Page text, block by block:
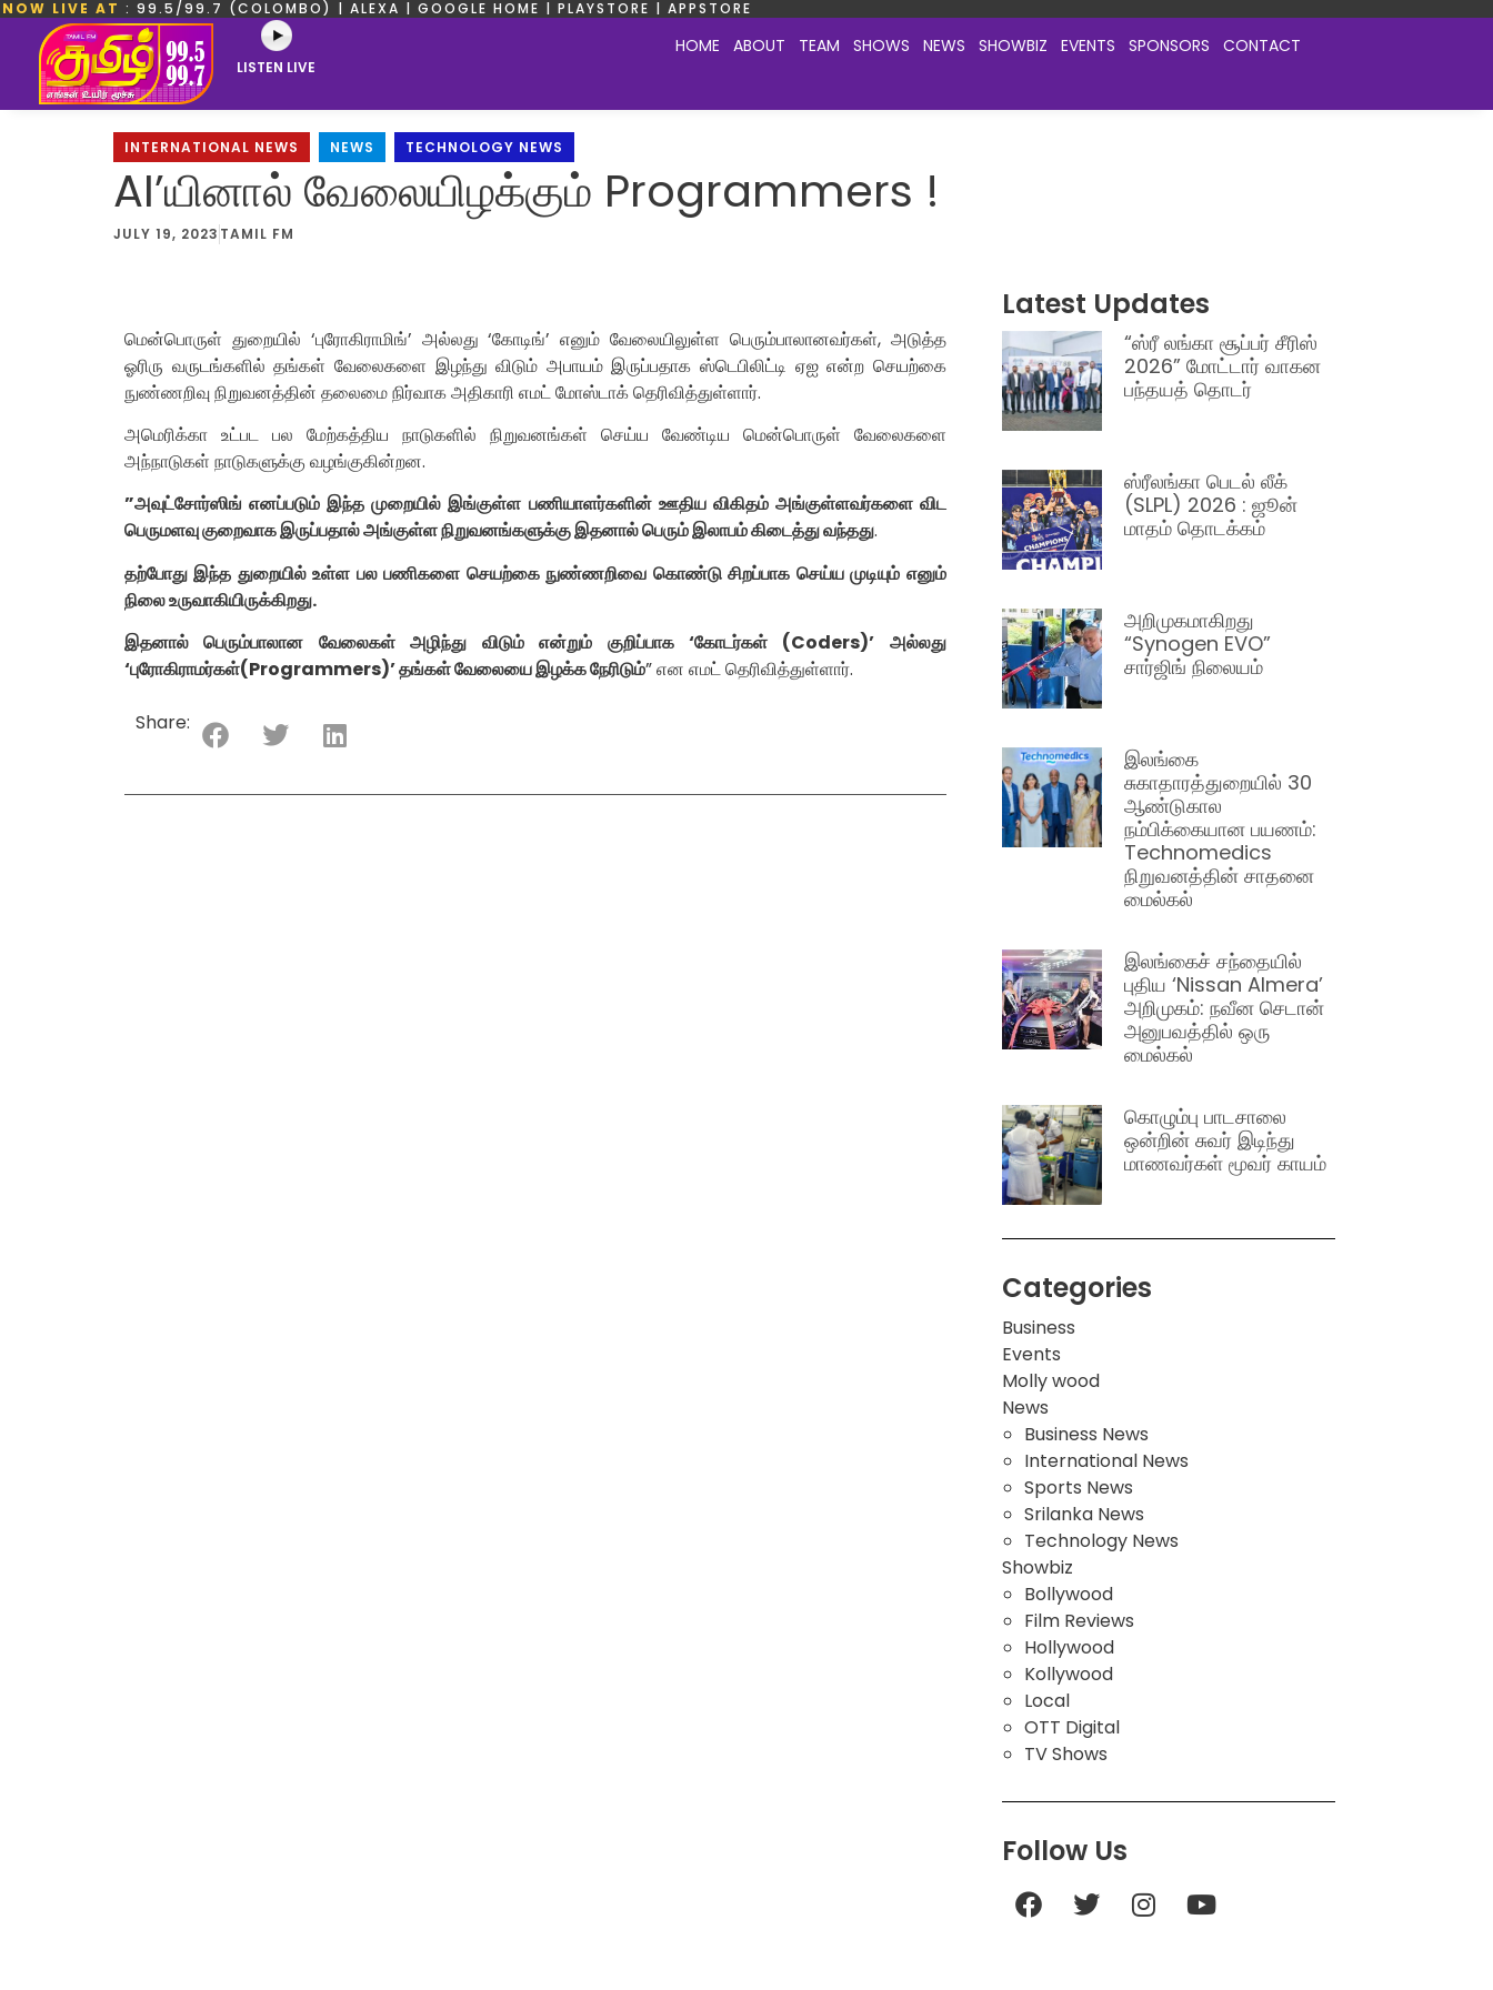
NOW LIVE AT : 99.5/99.7 (COLOMBO) | ALEXA | GOOGLE HOME | PLAYSTORE | APPSTORE
LISTEN LIVE
HOME ABOUT TEAM SHOWS NEWS SHOWBIZ EVENTS SPONSORS CONTACT
INTERNATIONAL NEWS NEWS TECHNOLOGY NEWS
AI’யினால் வேலையிழக்கும் Programmers !
JULY 19, 2023 TAMIL FM
மென்பொருள் துறையில் ‘புரோகிராமிங்’ அல்லது ‘கோடிங்’ எனும் வேலையிலுள்ள பெரும்பாலானவர்கள், அடுத்த
ஓரிரு வருடங்களில் தங்கள் வேலைகளை இழந்து விடும் அபாயம் இருப்பதாக ஸ்டெபிலிட்டி ஏஐ என்ற செயற்கை
நுண்ணறிவு நிறுவனத்தின் தலைமை நிர்வாக அதிகாரி எமட் மோஸ்டாக் தெரிவித்துள்ளார்.
அமெரிக்கா உட்பட பல மேற்கத்திய நாடுகளில் நிறுவனங்கள் செய்ய வேண்டிய மென்பொருள் வேலைகளை
அந்நாடுகள் நாடுகளுக்கு வழங்குகின்றன.
”அவுட்சோர்ஸிங் எனப்படும் இந்த முறையில் இங்குள்ள பணியாளர்களின் ஊதிய விகிதம் அங்குள்ளவர்களை விட
பெருமளவு குறைவாக இருப்பதால் அங்குள்ள நிறுவனங்களுக்கு இதனால் பெரும் இலாபம் கிடைத்து வந்தது.
தற்போது இந்த துறையில் உள்ள பல பணிகளை செயற்கை நுண்ணறிவை கொண்டு சிறப்பாக செய்ய முடியும் எனும்
நிலை உருவாகியிருக்கிறது.
இதனால் பெரும்பாலான வேலைகள் அழிந்து விடும் என்றும் குறிப்பாக ‘கோடர்கள் (Coders)’ அல்லது
‘புரோகிராமர்கள்(Programmers)’ தங்கள் வேலையை இழக்க நேரிடும்” என எமட் தெரிவித்துள்ளார்.
Share:
Latest Updates
“ஸ்ரீ லங்கா சூப்பர் சீரிஸ்
2026” மோட்டார் வாகன
பந்தயத் தொடர்
ஸ்ரீலங்கா பெடல் லீக்
(SLPL) 2026 : ஜூன்
மாதம் தொடக்கம்
அறிமுகமாகிறது
“Synogen EVO”
சார்ஜிங் நிலையம்
இலங்கை
சுகாதாரத்துறையில் 30
ஆண்டுகால
நம்பிக்கையான பயணம்:
Technomedics
நிறுவனத்தின் சாதனை
மைல்கல்
இலங்கைச் சந்தையில்
புதிய ‘Nissan Almera’
அறிமுகம்: நவீன செடான்
அனுபவத்தில் ஒரு
மைல்கல்
கொழும்பு பாடசாலை
ஒன்றின் சுவர் இடிந்து
மாணவர்கள் மூவர் காயம்
Categories
Business
Events
Molly wood
News
Business News
International News
Sports News
Srilanka News
Technology News
Showbiz
Bollywood
Film Reviews
Hollywood
Kollywood
Local
OTT Digital
TV Shows
Follow Us